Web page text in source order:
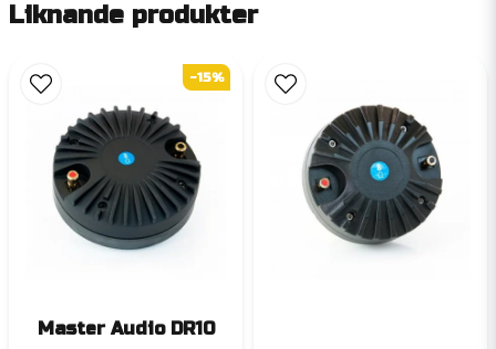
Liknande produkter
Master Audio DR10
-15%